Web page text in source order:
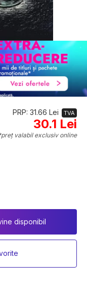
PRP: 31.66 Lei TVA
30.1 Lei
valabil exclusiv online
disponibil